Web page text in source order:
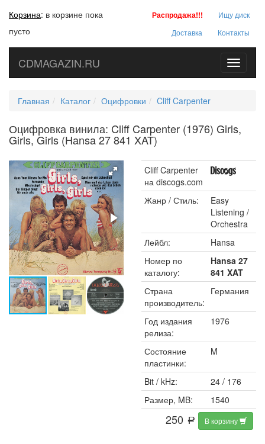
Корзина: в корзине пока
пусто
Распродажа!!!
Ищу диск
Доставка
Контакты
Toggle
CDMAGAZIN.RU
Главная Каталог Оцифровки Cliff Carpenter
Оцифровка винила: Cliff Carpenter (1976) Girls,
Girls, Girls (Hansa 27 841 XAT)
Cliff Carpenter
на discogs.com
Жанр / Стиль:
Easy
Listening /
Orchestra
Лейбл:
Hansa
Номер по
каталогу:
Hansa 27
841 XAT
Страна
производитель:
Германия
Год издания
релиза:
1976
Состояние
пластинки:
M
Bit / kHz:
24 / 176
Размер, MB:
1540
250 a В корзину